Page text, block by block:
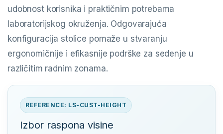
udobnost korisnika i praktičnim potrebama
laboratorijskog okruženja. Odgovarajuća
konfiguracija stolice pomaže u stvaranju
ergonomičnije i efikasnije podrške za sedenje u
različitim radnim zonama.
REFERENCE: LS-CUST-HEIGHT
Izbor raspona visine